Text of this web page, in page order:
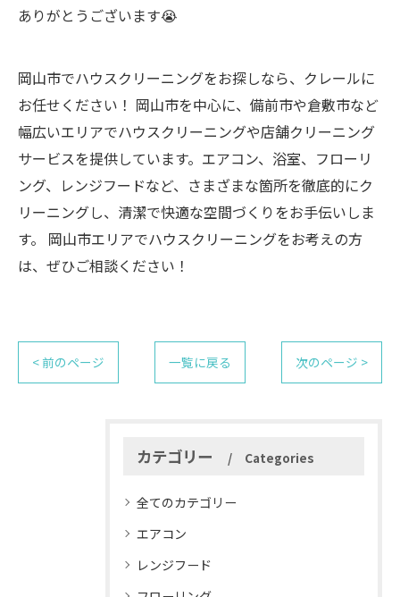
ありがとうございます😭
岡山市でハウスクリーニングをお探しなら、クレールに
お任せください！ 岡山市を中心に、備前市や倉敷市など
幅広いエリアでハウスクリーニングや店舗クリーニング
サービスを提供しています。エアコン、浴室、フローリ
ング、レンジフードなど、さまざまな箇所を徹底的にク
リーニングし、清潔で快適な空間づくりをお手伝いしま
す。 岡山市エリアでハウスクリーニングをお考えの方
は、ぜひご相談ください！
< 前のページ 一覧に戻る 次のページ >
カテゴリー Categories
全てのカテゴリー
エアコン
レンジフード